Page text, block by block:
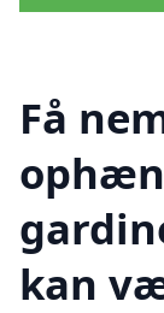
Få
kan